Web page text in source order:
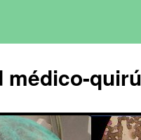
médico-